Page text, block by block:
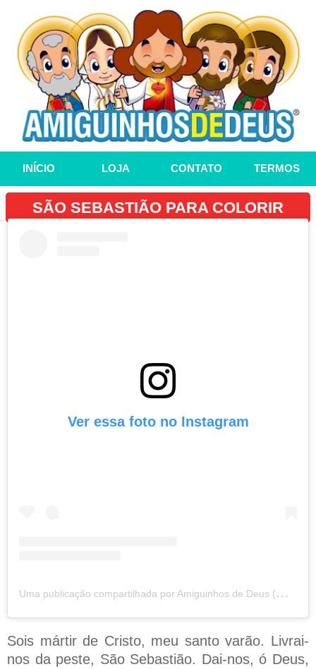
INÍCIO LOJA CONTATO TERMOS
SÃO SEBASTIÃO PARA COLORIR
Ver essa foto no Instagram
U
ma publicação compartilhada por Amiguinhos de Deus (@amiguinhosdedeus)
Sois mártir de Cristo, meu santo varão. Livrai-
nos da peste, São Sebastião. Dai-nos, ó Deus,